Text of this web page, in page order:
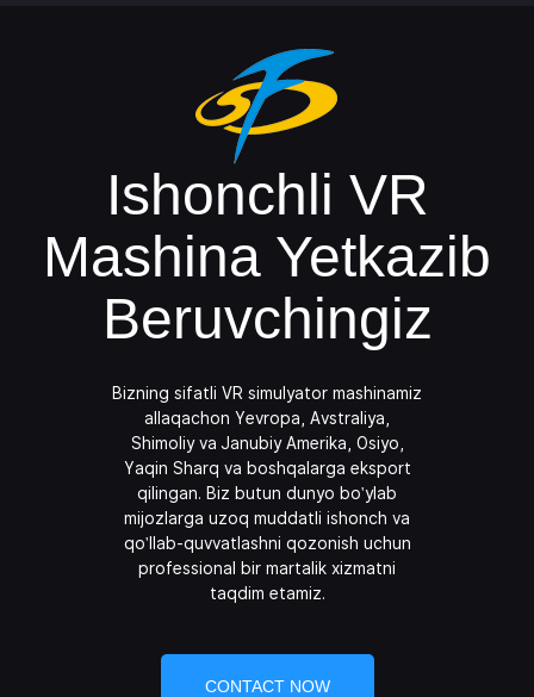
Ishonchli VR
Mashina Yetkazib
Beruvchingiz
Bizning sifatli VR simulyator mashinamiz
allaqachon Yevropa, Avstraliya,
Shimoliy va Janubiy Amerika, Osiyo,
Yaqin Sharq va boshqalarga eksport
qilingan. Biz butun dunyo bo'ylab
mijozlarga uzoq muddatli ishonch va
qo'llab-quvvatlashni qozonish uchun
professional bir martalik xizmatni
taqdim etamiz.
CONTACT NOW